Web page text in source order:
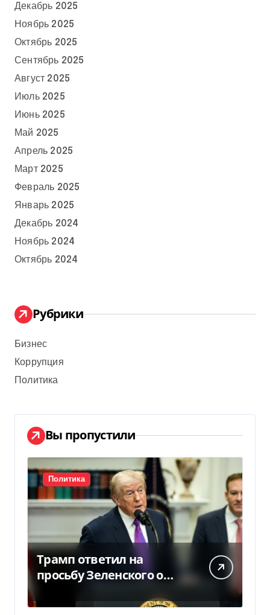
Декабрь 2025
Ноябрь 2025
Октябрь 2025
Сентябрь 2025
Август 2025
Июль 2025
Июнь 2025
Май 2025
Апрель 2025
Март 2025
Февраль 2025
Январь 2025
Декабрь 2024
Ноябрь 2024
Октябрь 2024
Рубрики
Бизнес
Коррупция
Политика
Вы пропустили
Политика
Трамп ответил на
просьбу Зеленского о
предоставлении Украине
ракет Patriot (видео)